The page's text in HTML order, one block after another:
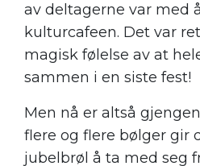
av deltagerne var med
kulturcafeen. Det var
magisk følelse av at
sammen i en siste fest!
Men nå er altså
flere og flere bølger gir
jubelbrøl å ta med seg